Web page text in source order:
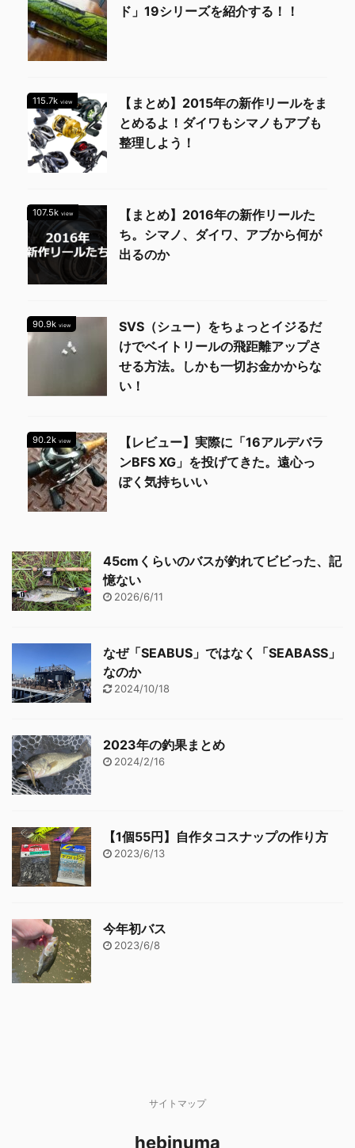
ド」19シリーズを紹介する！！
115.7k view
【まとめ】2015年の新作リールをま
とめるよ！ダイワもシマノもアブも
整理しよう！
107.5k view
【まとめ】2016年の新作リールた
ち。シマノ、ダイワ、アブから何が
出るのか
90.9k view
SVS（シュー）をちょっとイジるだ
けでベイトリールの飛距離アップさ
せる方法。しかも一切お金かからな
い！
90.2k view
【レビュー】実際に「16アルデバラ
ンBFS XG」を投げてきた。遠心っ
ぽく気持ちいい
45cmくらいのバスが釣れてビビった、記
憶ない
2026/6/11
なぜ「SEABUS」ではなく「SEABASS」
なのか
2024/10/18
2023年の釣果まとめ
2024/2/16
【1個55円】自作タコスナップの作り方
2023/6/13
今年初バス
2023/6/8
サイトマップ
hebinuma